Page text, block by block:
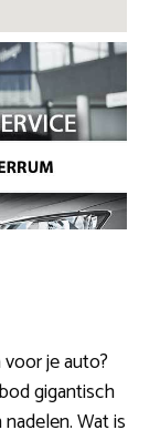
je auto?
gigantisch
Wat is